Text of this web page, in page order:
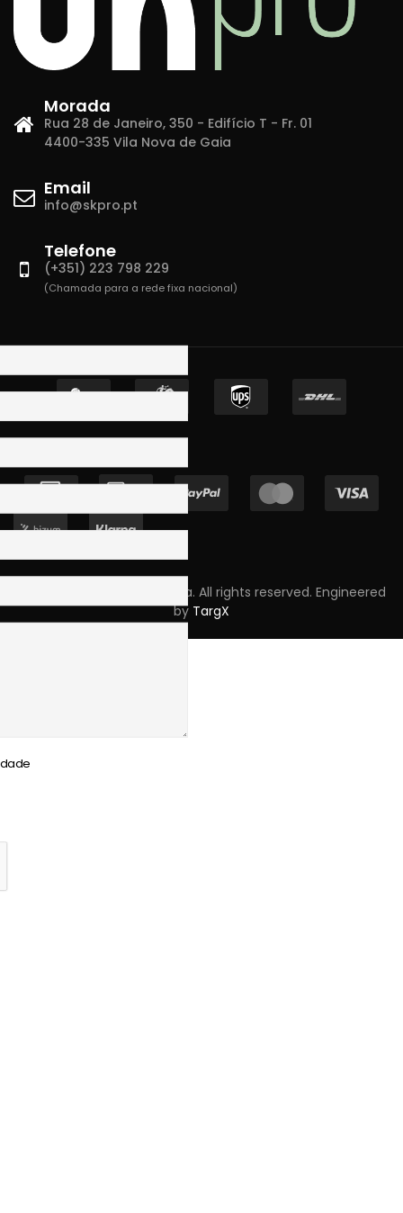
Morada
Rua 28 de Janeiro, 350 - Edifício T - Fr. 01
4400-335 Vila Nova de Gaia
Email
info@skpro.pt
Telefone
(+351) 223 798 229
(Chamada para a rede fixa nacional)
Copyright © 2023 Skpro, Lda. All rights reserved. Engineered
by TargX